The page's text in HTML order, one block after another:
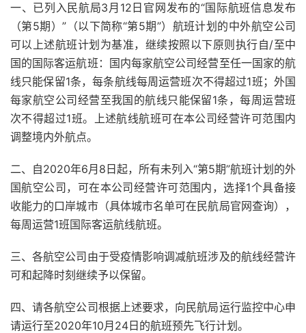
一、已列入民航局3月12日官网发布的“国际航班信息发布
（第5期）”（以下简称“第5期”）航班计划的中外航空公司
可以上述航班计划为基准，继续按照以下原则执行自/至中
国的国际客运航班：国内每家航空公司经营至任一国家的航
线只能保留1条，每条航线每周运营班次不得超过1班；外国
每家航空公司经营至我国的航线只能保留1条，每周运营班
次不得超过1班。上述航线航班可在本公司经营许可范围内
调整境内外航点。
二、自2020年6月8日起，所有未列入“第5期”航班计划的外
国航空公司，可在本公司经营许可范围内，选择1个具备接
收能力的口岸城市（具体城市名单可在民航局官网查询），
每周运营1班国际客运航线航班。
三、各航空公司由于受疫情影响调减航班涉及的航线经营许
可和起降时刻继续予以保留。
四、请各航空公司根据上述要求，向民航局运行监控中心申
请运行至2020年10月24日的航班预先飞行计划。